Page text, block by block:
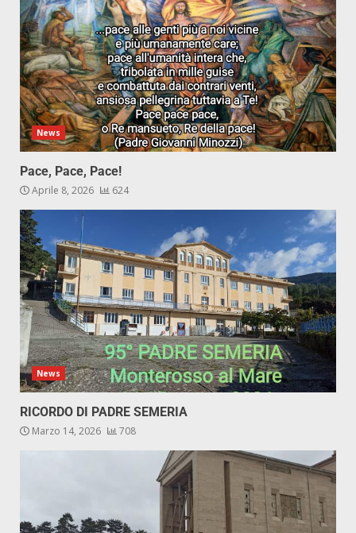
News
Pace, Pace, Pace!
Aprile 8, 2026 624
News
RICORDO DI PADRE SEMERIA
Marzo 14, 2026 708